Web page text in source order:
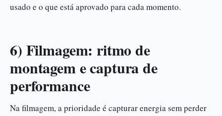
usado e o que está aprovado para cada momento.
6) Filmagem: ritmo de
montagem e captura de
performance
Na filmagem, a prioridade é capturar energia sem perder